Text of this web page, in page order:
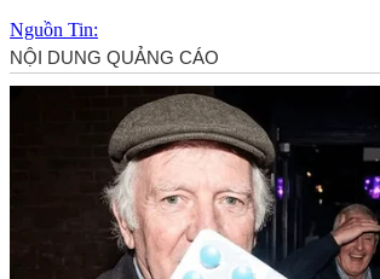
Nguồn Tin: